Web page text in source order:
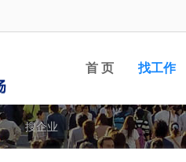
首 页 找工作
搜企业